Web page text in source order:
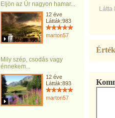
Eljön az Úr nagyon hamar...
12 éve
Látták:983
marton57
Mily szép, csodás vagy
énnekem...
12 éve
Látták:893
marton57
Látta